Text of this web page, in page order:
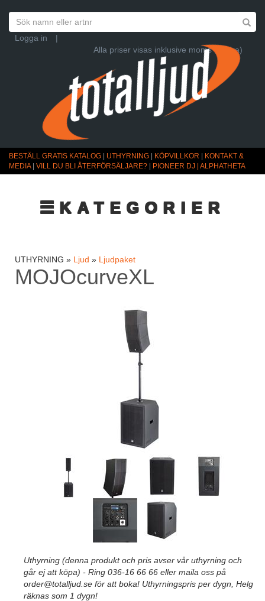
Logga in
|
Alla priser visas inklusive moms (Ändra)
BESTÄLL GRATIS KATALOG UTHYRNING KÖPVILLKOR
KONTAKT &
MEDIA| VILL DU BLI ÅTERFÖRSÄLJARE? PIONEER DJ | ALPHATHETA
☰KATEGORIER
UTHYRNING » Ljud » Ljudpaket
MOJOcurveXL
Uthyrning (denna produkt och pris avser vår uthyrning och
går ej att köpa) - Ring 036-16 66 66 eller maila oss på
order@totalljud.se för att boka! Uthyrningspris per dygn, Helg
räknas som 1 dygn!